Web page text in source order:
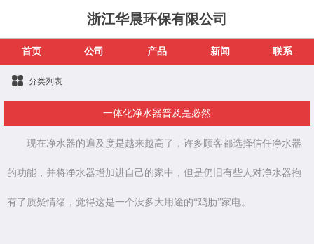
浙江华晨环保有限公司
首页 公司 产品 新闻 联系
分类列表
一体化净水器普及是必然
现在净水器的遍及度是越来越高了，许多顾客都选择信任净水器
的功能，并将净水器增加进自己的家中，但是仍旧有些人对净水器抱
有了质疑情绪，觉得这是一个没多大用途的“鸡肋”家电。